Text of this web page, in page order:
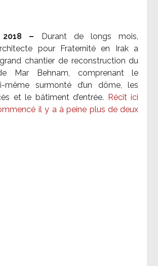
2018 –
Durant de longs mois,
pour Fraternité en Irak a
chantier de reconstruction du
Mar Behnam, comprenant le
même surmonté d’un dôme, les
et le bâtiment d’entrée.
Récit ici
il y a à peine plus de deux